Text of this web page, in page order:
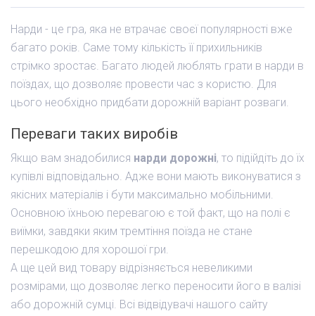
Нарди - це гра, яка не втрачає своєї популярності вже
багато років. Саме тому кількість її прихильників
стрімко зростає. Багато людей люблять грати в нарди в
поїздах, що дозволяє провести час з користю. Для
цього необхідно придбати дорожній варіант розваги.
Переваги таких виробів
Якщо вам знадобилися нарди дорожні, то підійдіть до їх
купівлі відповідально. Адже вони мають виконуватися з
якісних матеріалів і бути максимально мобільними.
Основною їхньою перевагою є той факт, що на полі є
виїмки, завдяки яким тремтіння поїзда не стане
перешкодою для хорошої гри.
А ще цей вид товару відрізняється невеликими
розмірами, що дозволяє легко переносити його в валізі
або дорожній сумці. Всі відвідувачі нашого сайту